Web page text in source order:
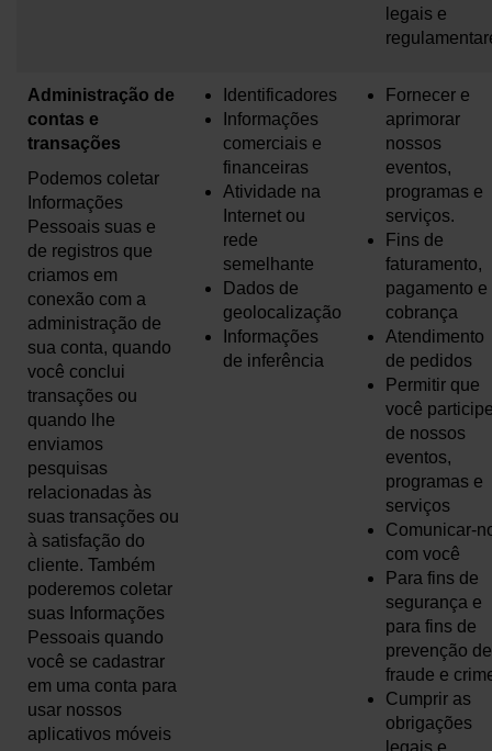
legais e
Administração de
contas e
transações
Podemos coletar
Informações
Pessoais suas e
de registros que
criamos em
conexão com a
administração de
sua conta, quando
você conclui
transações ou
quando lhe
enviamos
pesquisas
relacionadas às
suas transações ou
à satisfação do
cliente. Também
poderemos coletar
suas Informações
Pessoais quando
você se cadastrar
em uma conta para
usar nossos
aplicativos móveis
Identificadores
Informações
comerciais e
financeiras
Atividade na
Internet ou
rede
semelhante
Dados de
geolocalização
Informações
de inferência
Fornecer e
aprimorar
nossos
eventos,
programas e
serviços.
Fins de
faturamento,
pagamento e
cobrança
Atendimento
de pedidos
Permitir que
você
de nossos
eventos,
programas e
serviços
Comunicar-
com você
Para fins de
segurança e
para fins de
prevenção de
fraude e
Cumprir as
obrigações
legais e